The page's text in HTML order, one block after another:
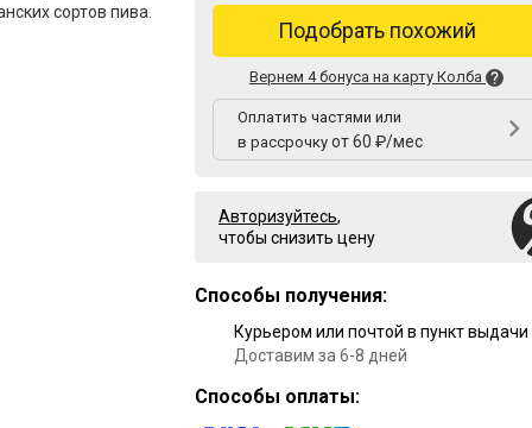
сортов пива.
Подобрать похожий
Вернем 4 бонуса на карту Колба
Оплатить частями или
в рассрочку от 60 ₽/мес
Авторизуйтесь,
чтобы снизить цену
Способы получения:
Курьером или почтой в пункт выдачи
Доставим за 6-8 дней
Способы оплаты: